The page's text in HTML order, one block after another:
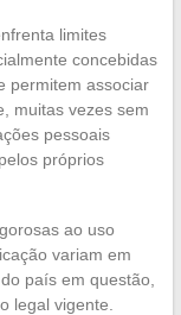
limites
concebidas
permitem associar
muitas vezes sem
pessoais
próprios
ao uso
variam em
país em questão,
legal vigente.